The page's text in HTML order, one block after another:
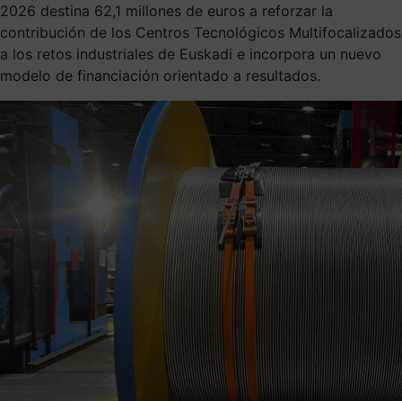
2026 destina 62,1 millones de euros a reforzar la
contribución de los Centros Tecnológicos Multifocalizados
a los retos industriales de Euskadi e incorpora un nuevo
modelo de financiación orientado a resultados.